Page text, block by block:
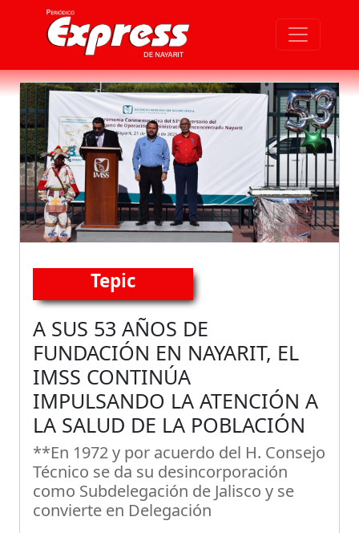
Tepic
A SUS 53 AÑOS DE
FUNDACIÓN EN NAYARIT, EL
IMSS CONTINÚA
IMPULSANDO LA ATENCIÓN A
LA SALUD DE LA POBLACIÓN
**En 1972 y por acuerdo del H. Consejo
Técnico se da su desincorporación
como Subdelegación de Jalisco y se
convierte en Delegación